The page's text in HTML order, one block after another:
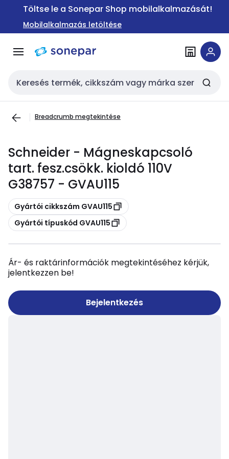
Ugrás a
Ugrás a
tartalomra
Töltse le a Sonepar Shop mobilalkalmazását!
Mobilalkalmazás letöltése
Keresési bemenet
Breadcrumb megtekintése
Schneider - Mágneskapcsoló
tart. fesz.csökk. kioldó 110V
G38757 - GVAU115
Másolás
Gyártói cikkszám GVAU115
Másolás
Gyártói típuskód GVAU115
Ár- és raktárinformációk megtekintéséhez kérjük,
jelentkezzen be!
Bejelentkezés